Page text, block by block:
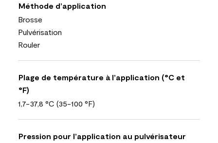
Méthode d’application
Brosse
Pulvérisation
Rouler
Plage de température à l’application (°C et
°F)
1,7-37,8 °C (35-100 °F)
Pression pour l’application au pulvérisateur